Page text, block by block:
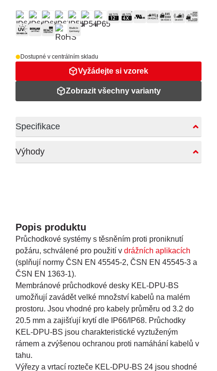
Dostupné v centrálním skladu
Vyžádejte si vzorek
Zobrazit všechny varianty
Specifikace
Výhody
Popis produktu
Průchodkové systémy s těsněním proti proniknutí
požáru, schválené pro použití v drážních aplikacích
(splňují normy ČSN EN 45545-2, ČSN EN 45545-3 a
ČSN EN 1363-1).
Membránové průchodkové desky KEL-DPU-BS
umožňují zavádět velké množství kabelů na malém
prostoru. Jsou vhodné pro kabely průměru od 3.2 do
20.5 mm a zajišťují krytí dle IP66/IP68. Průchodky
KEL-DPU-BS jsou charakteristické vyztuženým
rámem a zvýšenou ochranou proti namáhání kabelů v
tahu.
Výřezy a vrtací rozteče KEL-DPU-BS 24 jsou shodné